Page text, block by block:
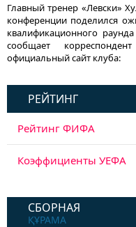
Главный тренер «Левски»
конференции поделился
квалификационного
сообщает
официальный сайт клуба:
РЕЙТИНГ
Рейтинг ФИФА
Коэффициенты УЕФА
СБОРНАЯ
ҚҰРАМА